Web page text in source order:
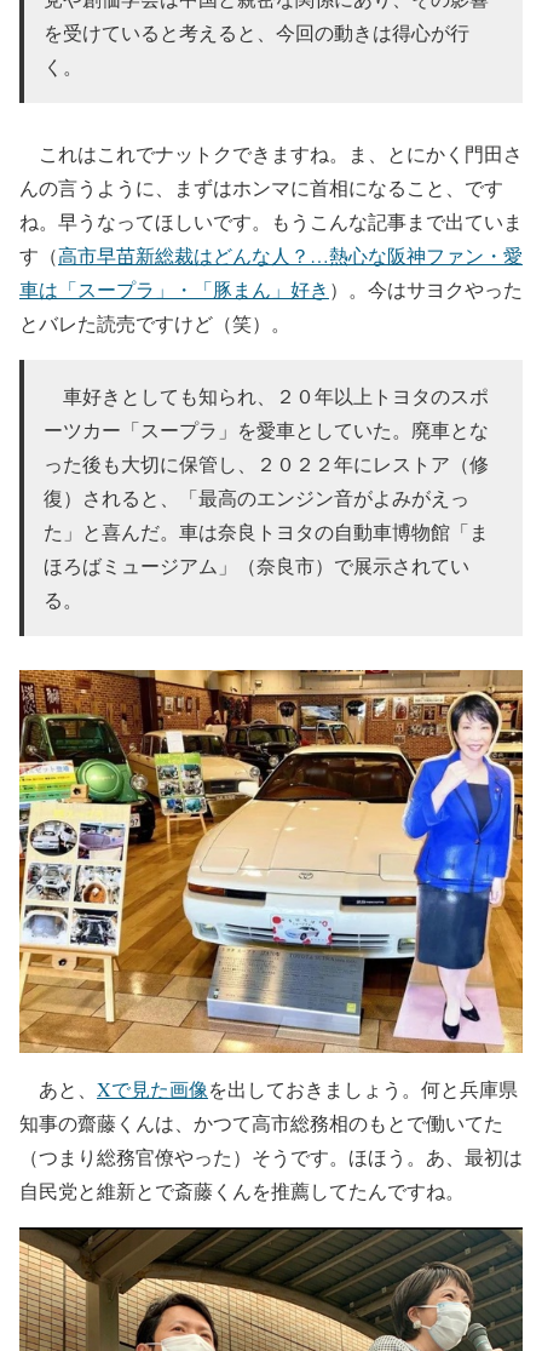
を受けていると考えると、今回の動きは得心が行
く。
これはこれでナットクできますね。ま、とにかく門田さ
んの言うように、まずはホンマに首相になること、です
ね。早うなってほしいです。もうこんな記事まで出ていま
す（高市早苗新総裁はどんな人？…熱心な阪神ファン・愛
車は「スープラ」・「豚まん」好き ）。今はサヨクやった
とバレた読売ですけど（笑）。
車好きとしても知られ、２０年以上トヨタのスポ
ーツカー「スープラ」を愛車としていた。廃車とな
った後も大切に保管し、２０２２年にレストア（修
復）されると、「最高のエンジン音がよみがえっ
た」と喜んだ。車は奈良トヨタの自動車博物館「ま
ほろばミュージアム」（奈良市）で展示されてい
る。
あと、 Xで見た画像を出しておきましょう。何と兵庫県
知事の齋藤くんは、かつて高市総務相のもとで働いてた
（つまり総務官僚やった）そうです。ほほう。あ、最初は
自民党と維新とで斎藤くんを推薦してたんですね。